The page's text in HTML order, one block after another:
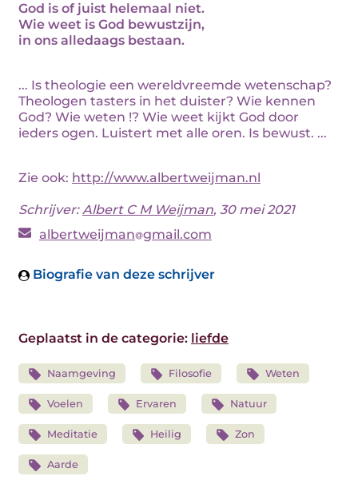
God is of juist helemaal niet.
Wie weet is God bewustzijn,
in ons alledaags bestaan.
... Is theologie een wereldvreemde wetenschap?
Theologen tasters in het duister? Wie kennen
God? Wie weten !? Wie weet kijkt God door
ieders ogen. Luistert met alle oren. Is bewust. ...
Zie ook: http://www.albertweijman.nl
Schrijver:Albert C M Weijman, 30 mei 2021
albertweijman gmail.com
Biografie van deze schrijver
Geplaatst in de categorie: liefde
Naamgeving Filosofie Weten
Voelen Ervaren Natuur
Meditatie Heilig Zon
Aarde